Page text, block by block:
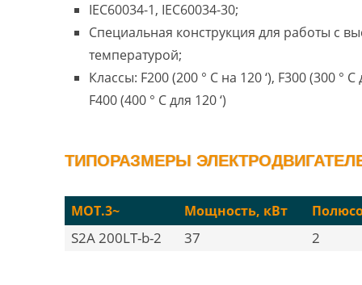
IEC60034-1, IEC60034-30;
Специальная конструкция для работы с
температурой;
Классы: F200 (200 ° C на 120 ‘), F300 (300 ° C
F400 (400 ° C для 120 ‘)
ТИПОРАЗМЕРЫ
MOT.3~ Мощность, кВт
S2A 200LT-b-2 37 2